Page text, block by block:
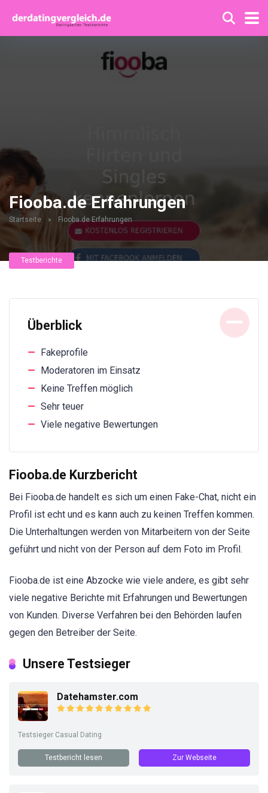
Fiooba.de Erfahrungen
Startseite » Fiooba.de Erfahrungen
Testberichte
Überblick
Fakeprofile
Moderatoren im Einsatz
Keine Treffen möglich
Sehr teuer
Viele negative Bewertungen
Fiooba.de Kurzbericht
Bei Fiooba.de handelt es sich um einen Fake-Chat, nicht ein
Profil ist echt und es kann auch zu keinen Treffen kommen.
Die Unterhaltungen werden von Mitarbeitern von der Seite
geführt und nicht von der Person auf dem Foto im Profil.
Fiooba.de ist eine Abzocke wie viele andere, es gibt sehr
viele negative Berichte mit Erfahrungen und Bewertungen
von Kunden. Diverse Verfahren bei den Behörden laufen
gegen den Betreiber der Seite.
Unsere Testsieger
Datehamster.com
Testsieger Casual Dating
Testbericht lesen Zur Webseite